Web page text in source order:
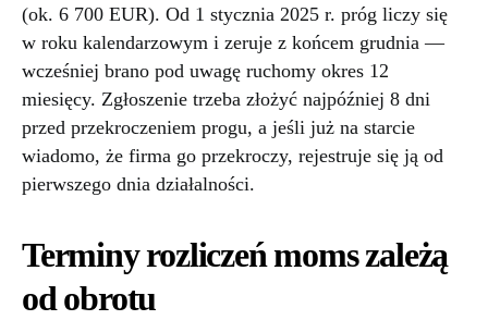
(ok. 6 700 EUR). Od 1 stycznia 2025 r. próg liczy się
w roku kalendarzowym i zeruje z końcem grudnia —
wcześniej brano pod uwagę ruchomy okres 12
miesięcy. Zgłoszenie trzeba złożyć najpóźniej 8 dni
przed przekroczeniem progu, a jeśli już na starcie
wiadomo, że firma go przekroczy, rejestruje się ją od
pierwszego dnia działalności.
Terminy rozliczeń moms zależą
od obrotu